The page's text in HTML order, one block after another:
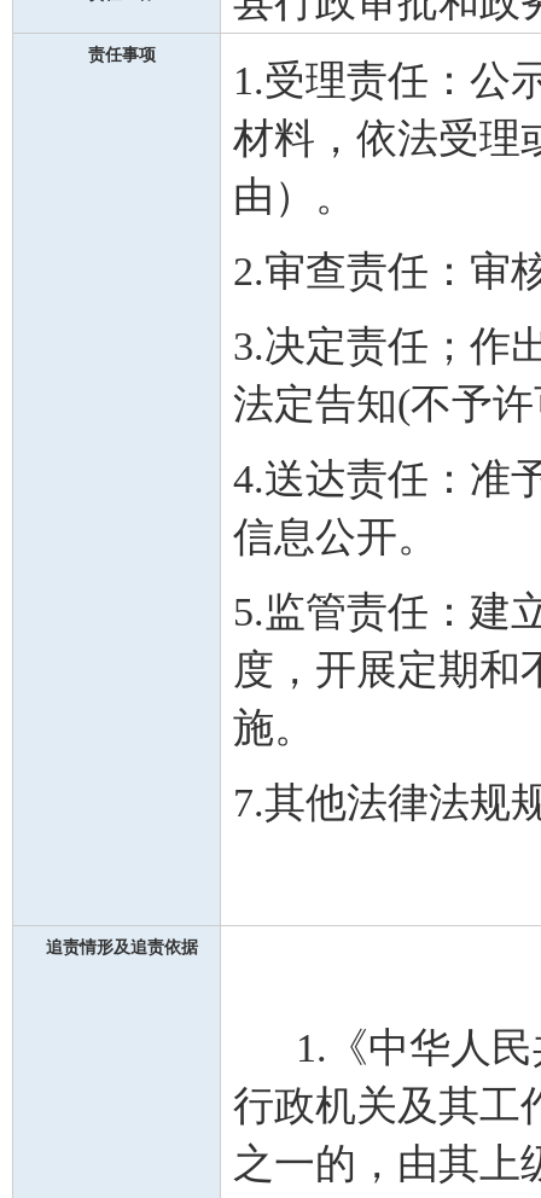
责任事项
1.受理责任：公
材料，依法受理
由）。
2.审查责任：审
3.决定责任；作
法定告知(不予
4.送达责任：准
信息公开。
5.监管责任：建
度，开展定期和
施。
7.其他法律法规
追责情形及追责依据
1.《中华人民
行政机关及其工
之一的，由其上